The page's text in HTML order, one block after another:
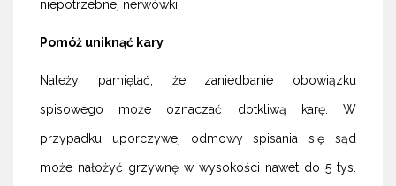
niepotrzebnej nerwówki.
Pomóż uniknąć kary
Należy pamiętać, że zaniedbanie obowiązku
spisowego może oznaczać dotkliwą karę. W
przypadku uporczywej odmowy spisania się sąd
może nałożyć grzywnę w wysokości nawet do 5 tys.